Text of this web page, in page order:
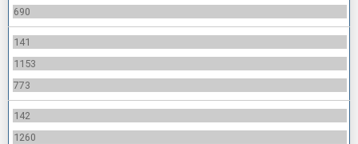
690
141
1153
773
142
1260